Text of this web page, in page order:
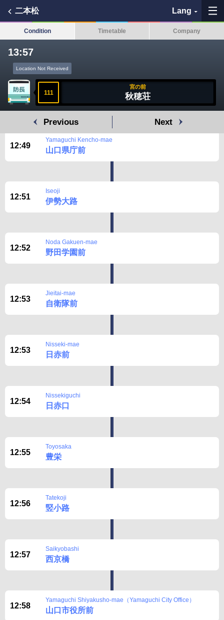
二本松 Lang
My Favorites
History
See the map
Search bus stop
問題を報告
Disclaimer
Condition Timetable Company
13:57
Location Not Received
111
宮の前
秋穂荘
Previous Next
12:49
Yamaguchi Kencho-mae
山口県庁前
12:51
Iseoji
伊勢大路
12:52
Noda Gakuen-mae
野田学園前
12:53
Jieitai-mae
自衛隊前
12:53
Nisseki-mae
日赤前
12:54
Nissekiguchi
日赤口
12:55
Toyosaka
豊栄
12:56
Tatekoji
竪小路
12:57
Saikyobashi
西京橋
12:58
Yamaguchi Shiyakusho-mae（Yamaguchi City Office）
山口市役所前